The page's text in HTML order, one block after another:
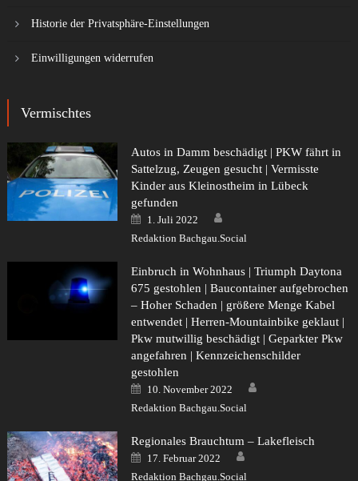
Historie der Privatsphäre-Einstellungen
Einwilligungen widerrufen
Vermischtes
Autos in Damm beschädigt | PKW fährt in
Sattelzug, Zeugen gesucht | Vermisste
Kinder aus Kleinostheim in Lübeck
gefunden
Posted
on
1. Juli 2022
Redaktion Bachgau.Social
Einbruch in Wohnhaus | Triumph Daytona
675 gestohlen | Baucontainer aufgebrochen
– Hoher Schaden | größere Menge Kabel
entwendet | Herren-Mountainbike geklaut |
Pkw mutwillig beschädigt | Geparkter Pkw
angefahren | Kennzeichenschilder
gestohlen
Posted
on
10. November 2022
Redaktion Bachgau.Social
Regionales Brauchtum – Lakefleisch
Posted
on
17. Februar 2022
Redaktion Bachgau.Social